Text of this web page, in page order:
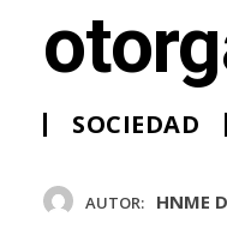
SOCIEDAD
AUTOR: HNME